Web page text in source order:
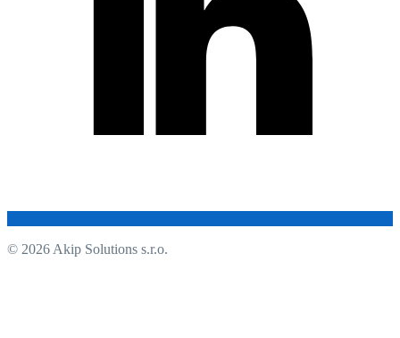
© 2026 Akip Solutions s.r.o.